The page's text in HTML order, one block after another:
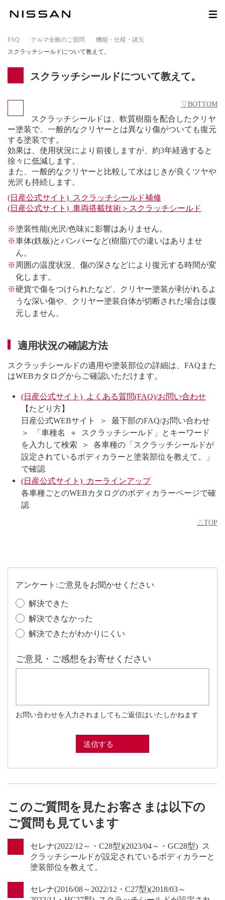
FAQ クルマ全般のご質問 機能・仕様・諸元
スクラッチシールドについて教えて。
スクラッチシールドについて教えて。
▽BOTTOM
スクラッチシールドは、軟質樹脂を配合したクリヤ
ー塗装で、一般的なクリヤーとは異なり傷がついても復元
する塗装です。
効果は、使用状況により前後しますが、約3年経過すると
徐々に低減します。
また、一般的なクリヤーと比較して水はじきが良くツヤや
光沢も持続します。
(日産公式サイト) スクラッチシールド補修
(日産公式サイト) 車両搭載技術＞スクラッチシールド
※塗装性能(光沢/色味)に影響はありません。
※車体(鉄板)とバンパーなど(樹脂)での違いはありませ
ん。
※ 周囲の温度状況、傷の深さなどにより復元する時間が変
化します。
※硬貨で傷をつけられたなど、クリヤー塗装が剥がれるよ
うな深い傷や、クリヤー塗装自体が切断された場合は復
元しません。
適用状況の確認方法
スクラッチシールドの適用や塗装部位の詳細は、FAQまた
はWEBカタログからご確認いただけます。
(日産公式サイト) よくある質問(FAQ)/お問い合わせ
【たどり方】
日産公式WEBサイト ＞ 最下部のFAQ/お問い合わせ
＞ 「車種名 ＋ スクラッチシールド」とキーワード
を入力して検索 ＞ 各車種の「スクラッチシールドが
設定されているボディカラーと塗装部位を教えて。」
で確認
(日産公式サイト) カーラインアップ
各車種ごとのWEBカタログのボディカラーページで確
認
△TOP
アンケート:ご意見をお聞かせください
解決できた
解決できなかった
解決できたがわかりにくい
ご意見・ご感想をお寄せください
お問い合わせを入力されましてもご返信はいたしかねます
このご質問を見たお客さまは以下の
ご質問も見ています
セレナ(2022/12～・C28型)(2023/04～・GC28型) ス
クラッチシールドが設定されているボディカラーと
塗装部位を教えて。
セレナ(2016/08～2022/12・C27型)(2018/03～